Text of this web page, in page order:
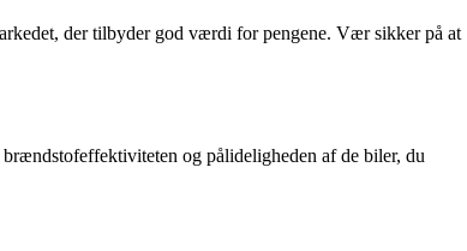
der tilbyder god værdi for pengene. Vær sikker på at
og pålideligheden af de biler, du